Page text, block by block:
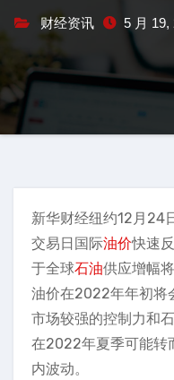
财经资讯 5 月 19,
新华财经纽约12月24
交易日国际油价快速
于全球石油供应增幅
油价在2022年年初将
市场较强的控制力和
在2022年夏季可能转
内波动。